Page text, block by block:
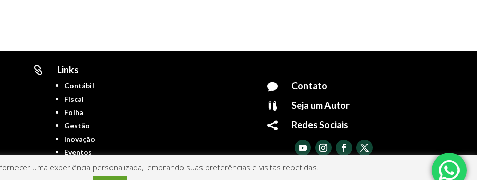
 Links
Contábil
Fiscal
Folha
Gestão
Inovação
Eventos
 Contato
 Seja um Autor
 Redes Sociais
uma experiência personalizada, lembrando suas preferências e visitas repetidas.